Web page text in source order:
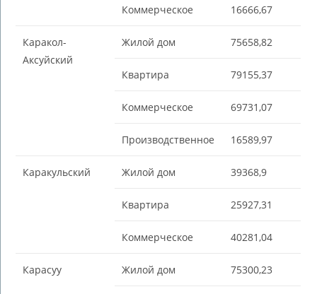
Коммерческое 16666,67
Каракол-
Аксуйский
Жилой дом 75658,82
Квартира 79155,37
Коммерческое 69731,07
Производственное 16589,97
Каракульский Жилой дом 39368,9
Квартира 25927,31
Коммерческое 40281,04
Карасуу Жилой дом 75300,23